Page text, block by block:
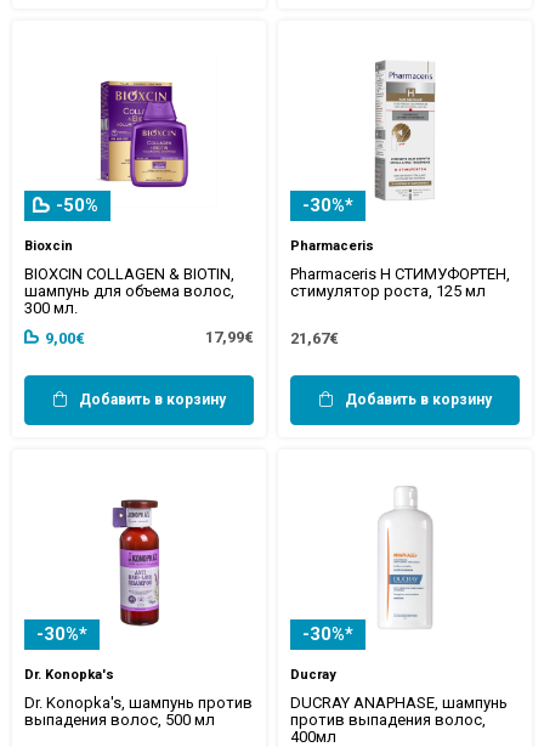
-50%
Bioxcin
BIOXCIN COLLAGEN & BIOTIN,
шампунь для объема волос,
300 мл.
9,00€
17,99€
Добавить в корзину
-30%*
Pharmaceris
Pharmaceris Н СТИМУФОРТЕН,
стимулятор роста, 125 мл
21,67€
Добавить в корзину
-30%*
Dr. Konopka's
Dr. Konopka's, шампунь против
выпадения волос, 500 мл
-30%*
Ducray
DUCRAY ANAPHASE, шампунь
против выпадения волос,
400мл